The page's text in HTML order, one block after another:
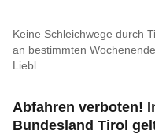
Keine Schleichwege durch
an bestimmten
Liebl
Abfahren verboten!
Bundesland Tirol